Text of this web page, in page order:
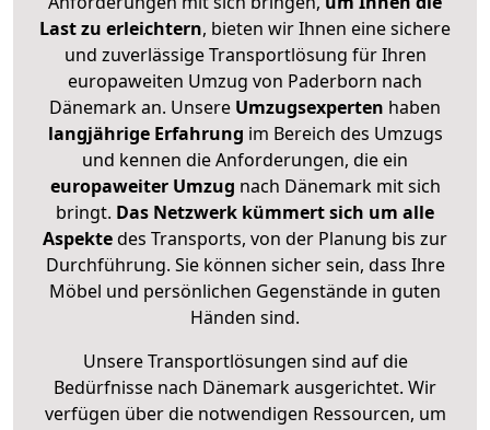
Last zu erleichtern, bieten wir Ihnen eine sichere
und zuverlässige Transportlösung für Ihren
europaweiten Umzug von Paderborn nach
Dänemark an. Unsere Umzugsexperten haben
langjährige Erfahrung im Bereich des Umzugs
und kennen die Anforderungen, die ein
europaweiter Umzug nach Dänemark mit sich
bringt. Das Netzwerk kümmert sich um alle
Aspektedes Transports, von der Planung bis zur
Durchführung. Sie können sicher sein, dass Ihre
Möbel und persönlichen Gegenstände in guten
Händen sind.
Unsere Transportlösungen sind auf die
Bedürfnisse nach Dänemark ausgerichtet. Wir
verfügen über die notwendigen Ressourcen, um